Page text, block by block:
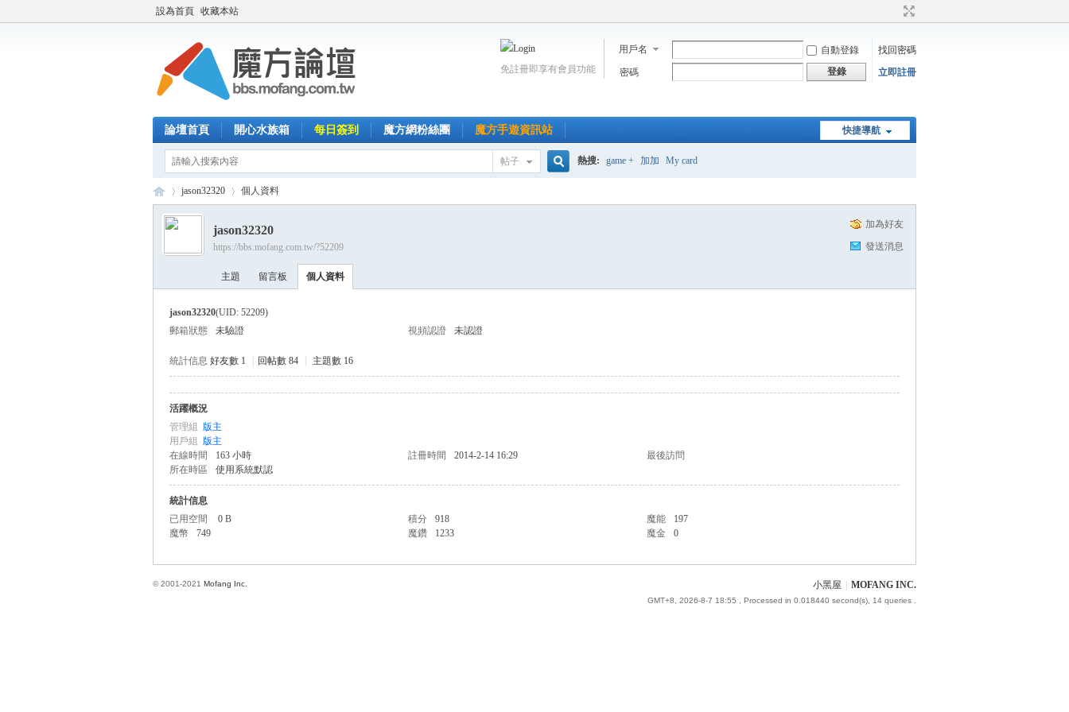
設為首頁 收藏本站
用戶名 自動登錄
找回密碼
密碼
登錄 立即註冊
免註冊即享有會員功能
快捷導航
論壇首頁 開心水族箱 每日簽到 魔方網粉絲團 魔方手遊資訊站
帖子 熱搜: game + 加加 My card
›
jason32320 個人資料
加為好友
發送消息
jason32320
https://bbs.mofang.com.tw/?52209
主題 留言板 個人資料
jason32320(UID: 52209)
郵箱狀態
未驗證 視頻認證 未認證
統計信息 好友數 1 回帖數 84 主題數 16
活躍概況
管理組 版主
用戶組 版主
在線時間
163 小時 註冊時間 2014-2-14 16:29
最後訪問
所在時區
使用系統默認
統計信息
已用空間
0 B 積分 918 魔能
197
魔幣
749 魔鑽 1233 魔金 0
小黑屋 MOFANG INC.
GMT+8, 2026-8-7 18:55 , Processed in 0.018440 second(s), 14 queries .
© 2001-2021 Mofang Inc.